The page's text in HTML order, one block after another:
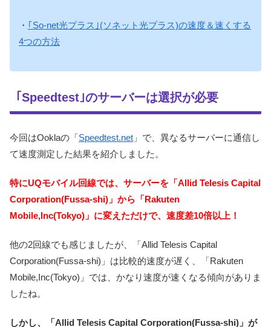
・ ｢So-net光プラス｣(ソネット光プラス)の速度＆速くする
4つの方法
｢Speedtest｣のサーバーは選択が必要
今回はOoklaの「Speedtest.net 」で、異なるサーバーに通信し
て速度測定した結果を紹介しました。
特にUQモバイル回線では、サーバーを「Allid Telesis Capital
Corporation(Fussa-shi)」から「Rakuten
Mobile,Inc(Tokyo)」に変えただけで、速度差10倍以上！
他の2回線でも感じましたが、「Allid Telesis Capital
Corporation(Fussa-shi)」は比較的速度が遅く、「Rakuten
Mobile,Inc(Tokyo)」では、かなり速度が速くなる傾向がありま
したね。
しかし、「Allid Telesis Capital Corporation(Fussa-shi)」が